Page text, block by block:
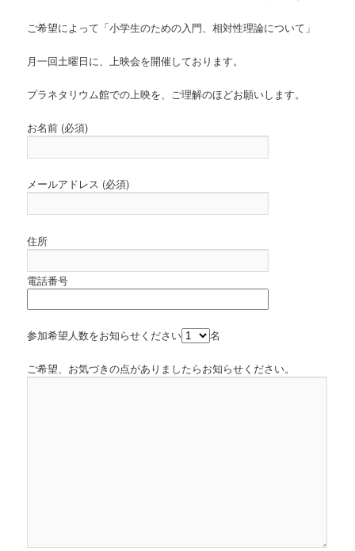
ご希望によって「小学生のための入門、相対性理論について」
月一回土曜日に、上映会を開催しております。
プラネタリウム館での上映を、ご理解のほどお願いします。
お名前 (必須)
メールアドレス (必須)
住所
電話番号
参加希望人数をお知らせください 名
ご希望、お気づきの点がありましたらお知らせください。